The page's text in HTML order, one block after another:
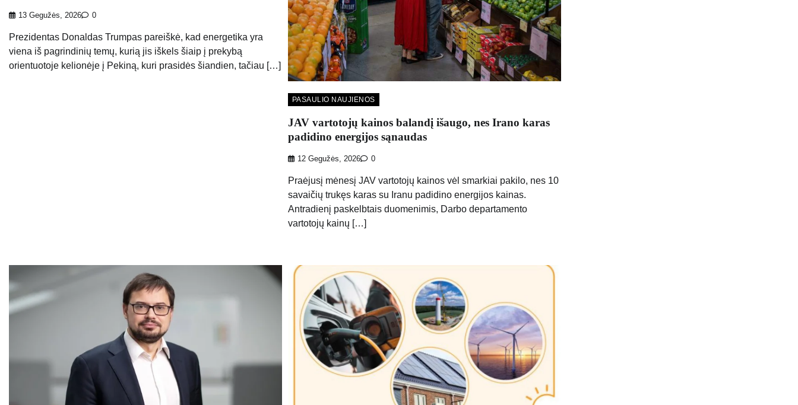
13 Gegužės, 2026 0
Prezidentas Donaldas Trumpas pareiškė, kad energetika yra
viena iš pagrindinių temų, kurią jis iškels šiaip į prekybą
orientuotoje kelionėje į Pekiną, kuri prasidės šiandien, tačiau […]
PASAULIO NAUJIENOS
JAV vartotojų kainos balandį išaugo, nes Irano karas
padidino energijos sąnaudas
12 Gegužės, 2026 0
Praėjusį mėnesį JAV vartotojų kainos vėl smarkiai pakilo, nes 10
savaičių trukęs karas su Iranu padidino energijos kainas.
Antradienį paskelbtais duomenimis, Darbo departamento
vartotojų kainų […]